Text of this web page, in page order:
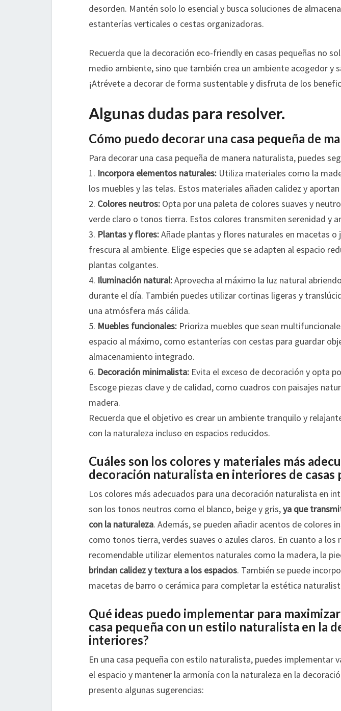
desorden. Mantén solo lo esencial y busca soluciones de
estanterías verticales o cestas organizadoras.
Recuerda que la decoración eco-friendly en casas pequeñas no
medio ambiente, sino que también crea un ambiente acogedor y
¡Atrévete a decorar de forma sustentable y disfruta de los
Algunas dudas para resolver.
Cómo puedo decorar una casa pequeña de
Para decorar una casa pequeña de manera naturalista, puedes
1. Incorpora elementos naturales: Utiliza materiales como la
los muebles y las telas. Estos materiales añaden calidez y
2. Colores neutros: Opta por una paleta de colores suaves y
verde claro o tonos tierra. Estos colores transmiten serenidad y
3. Plantas y flores:Añade plantas y flores naturales en macetas o
frescura al ambiente. Elige especies que se adapten al espacio
plantas colgantes.
4. Iluminación natural:Aprovecha al máximo la luz natural
durante el día. También puedes utilizar cortinas ligeras y
una atmósfera más cálida.
5. Muebles funcionales: Prioriza muebles que sean
espacio al máximo, como estanterías con cestas para guardar
almacenamiento integrado.
6. Decoración minimalista: Evita el exceso de decoración y opta
Escoge piezas clave y de calidad, como cuadros con paisajes
madera.
Recuerda que el objetivo es crear un ambiente tranquilo y
con la naturaleza incluso en espacios reducidos.
Cuáles son los colores y materiales más
decoración naturalista en interiores de casas
Los colores más adecuados para una decoración naturalista en
son los tonos neutros como el blanco, beige y gris,ya que
con la naturaleza. Además, se pueden añadir acentos de colores
como tonos tierra, verdes suaves o azules claros. En cuanto a los
recomendable utilizar elementos naturales como la madera, la
brindan calidez y textura a los espacios. También se puede
macetas de barro o cerámica para completar la estética
Qué ideas puedo implementar para
casa pequeña con un estilo naturalista en la
interiores?
En una casa pequeña con estilo naturalista, puedes implementar
el espacio y mantener la armonía con la naturaleza en la
presento algunas sugerencias: